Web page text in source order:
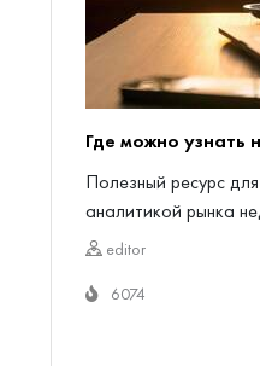
Где можно узнать
Полезный ресурс
аналитикой рынка
editor
6074